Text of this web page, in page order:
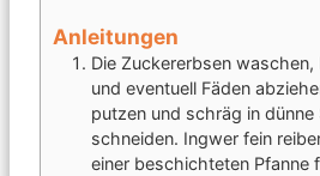
Anleitungen
Die Zuckererbsen
und eventuell Fäden
putzen und schräg in dünne
schneiden. Ingwer fein
einer beschichteten Pfanne